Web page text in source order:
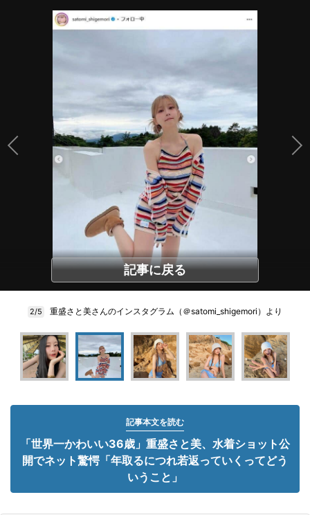
記事に戻る
2/5 重盛さと美さんのインスタグラム（＠satomi_shigemori）より
記事本文を読む
「世界一かわいい36歳」重盛さと美、水着ショット公
開でネット驚愕「年取るにつれ若返っていくってどう
いうこと」